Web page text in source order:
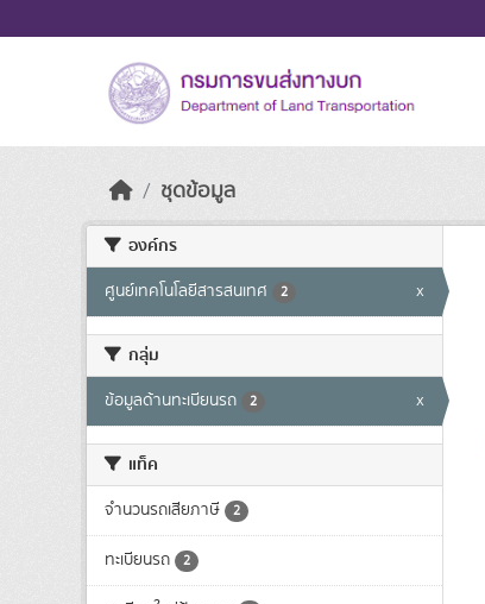
ชุดข้อมูล
องค์กร
ศูนย์เทคโนโลยีสารสนเทศ 2 x
กลุ่ม
ข้อมูลด้านทะเบียนรถ 2 x
แท็ค
จำนวนรถเสียภาษี 2
ทะเบียนรถ 2